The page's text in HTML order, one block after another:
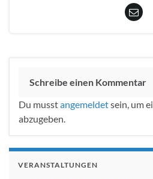
Schreibe einen Kommentar
Du musstangemeldetsein, um
abzugeben.
VERANSTALTUNGEN